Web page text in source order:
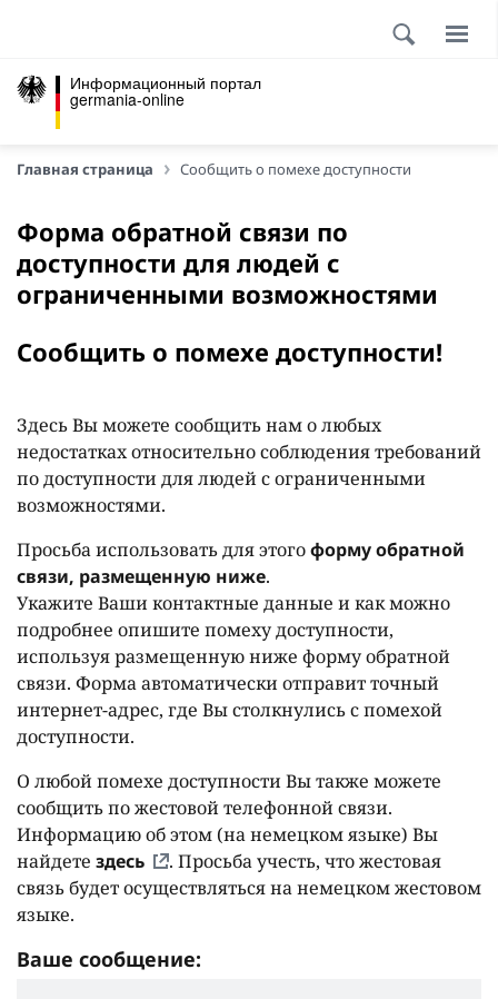
Информационный портал
germania-online
Главная страница Сообщить о помехе доступности
Форма обратной связи по
доступности для людей с
ограниченными возможностями
Сообщить о помехе доступности!
Здесь Вы можете сообщить нам о любых
недостатках относительно соблюдения требований
по доступности для людей с ограниченными
возможностями.
Просьба использовать для этогоформу обратной
связи, размещенную ниже.
Укажите Ваши контактные данные и как можно
подробнее опишите помеху доступности,
используя размещенную ниже форму обратной
связи. Форма автоматически отправит точный
интернет-адрес, где Вы столкнулись с помехой
доступности.
О любой помехе доступности Вы также можете
сообщить по жестовой телефонной связи.
Информацию об этом (на немецком языке) Вы
найдете здесь
. Просьба учесть, что жестовая
связь будет осуществляться на немецком жестовом
языке.
Ваше сообщение: